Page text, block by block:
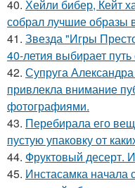
40. Хейли бибер, Кейт
собрал лучшие образы
41. Звезда "Игры
40-летия выбирает
42. Супруга
привлекла внимание
фотографиями.
43. Перебирала его
пустую упаковку от
44. Фруктовый десерт.
45. Инстасамка начала